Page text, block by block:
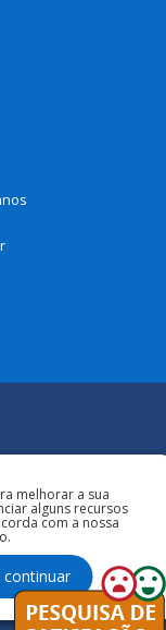
à Prefeitura
melhorar a sua
alguns recursos
com a nossa
continuar